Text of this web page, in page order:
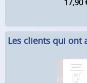
17,90
Les clients qui ont